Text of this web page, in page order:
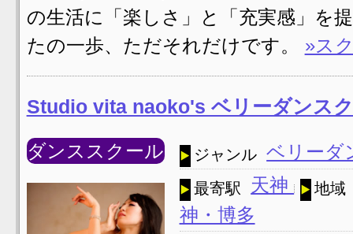
の生活に「楽しさ」と「充実感」を
たの一歩、ただそれだけです。 »ス
Studio vita naoko's ベリーダンス
ダンススクール ジャンル ベリーダ
最寄駅 天神 地域
神・博多